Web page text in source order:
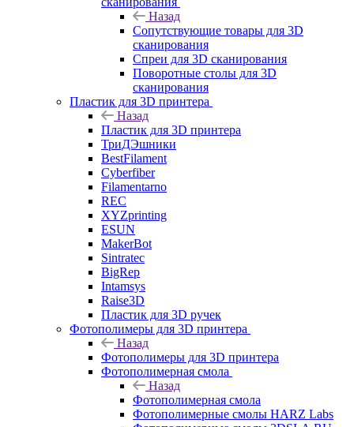
Назад
Сопутствующие товары для 3D
сканирования
Спреи для 3D сканирования
Поворотные столы для 3D
сканирования
Пластик для 3D принтера
Назад
Пластик для 3D принтера
ТриДЭшники
BestFilament
Cyberfiber
Filamentarno
REC
XYZprinting
ESUN
MakerBot
Sintratec
BigRep
Intamsys
Raise3D
Пластик для 3D ручек
Фотополимеры для 3D принтера
Назад
Фотополимеры для 3D принтера
Фотополимерная смола
Назад
Фотополимерная смола
Фотополимерные смолы HARZ Labs